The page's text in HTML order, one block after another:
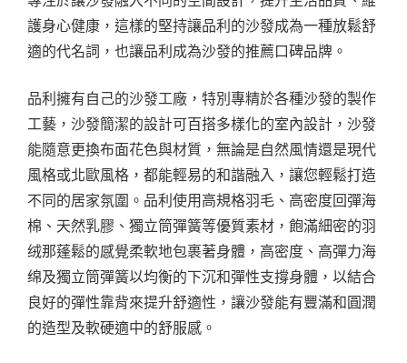
護身心健康，這樣的堅持讓品利的沙發成為一種放鬆舒
適的代名詞，也讓品利成為沙發的推薦口碑品牌。
品利擁有自己的沙發工廠，特別專精於各種沙發的製作
工藝，沙發簡潔的設計可百搭多樣化的室內設計，沙發
能隨意更換布面花色與材質，無論是自然風情還是現代
風格或北歐風格，都能輕易的和諧融入，讓您輕鬆打造
不同的居家氛圍。品利使用高規格羽毛、高密度回彈海
棉、天然乳膠、獨立筒彈簧等優質素材，飽滿細密的羽
绒那蓬鬆的感覺柔軟地包裹著身體，高密度、高彈力海
绵及獨立筒彈簧以均衡的下沉和彈性支撐身體，以結合
良好的彈性靠背來提升舒適性，讓沙發能有豐滿和圓潤
的造型及軟硬適中的舒服感。